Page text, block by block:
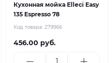
Кухонная мойка Elleci Easy
135 Espresso 78
Код товара: 279966
456.00 руб.